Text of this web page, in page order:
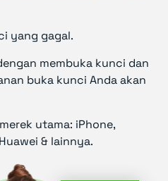
yang gagal.
membuka kunci dan
buka kunci Anda akan
utama: iPhone,
& lainnya.